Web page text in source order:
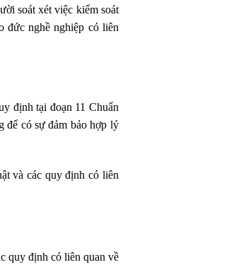
soát xét việc kiểm soát
đức nghề nghiệp có liên
định tại đoạn 11 Chuẩn
để có sự đảm bảo hợp lý
và các quy định có liên
quy định có liên quan về